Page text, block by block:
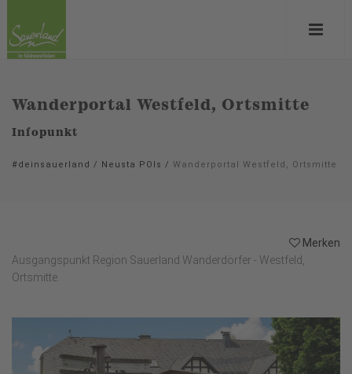
Wanderportal Westfeld, Ortsmitte
Infopunkt
#deinsauerland / Neusta POIs / Wanderportal Westfeld, Ortsmitte
Merken
Ausgangspunkt Region Sauerland Wanderdörfer - Westfeld,
Ortsmitte.